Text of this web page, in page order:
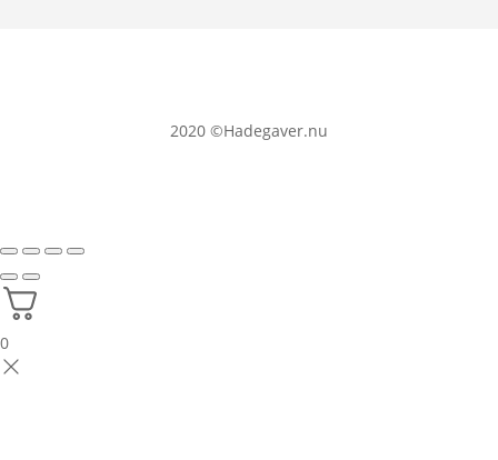
2020 ©Hadegaver.nu
0